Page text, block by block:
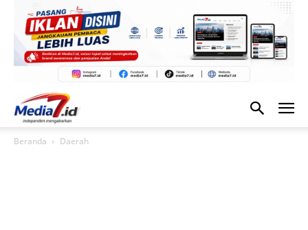
Beranda Daerah